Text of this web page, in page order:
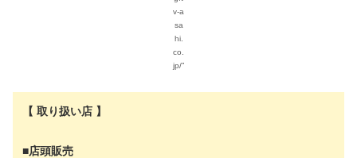
v-a
sa
hi.
co.
jp/”
【 取り扱い店 】
■店頭販売